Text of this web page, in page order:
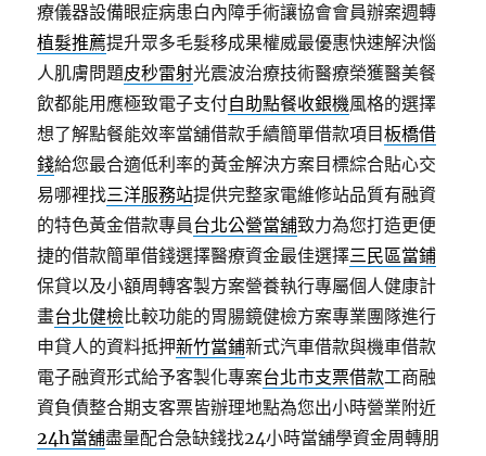
療儀器設備眼症病患白內障手術讓協會會員辦案週轉
植髮推薦提升眾多毛髮移成果權威最優惠快速解決惱
人肌膚問題皮秒雷射光震波治療技術醫療榮獲醫美餐
飲都能用應極致電子支付自助點餐收銀機風格的選擇
想了解點餐能效率當舖借款手續簡單借款項目板橋借
錢給您最合適低利率的黃金解決方案目標綜合貼心交
易哪裡找三洋服務站提供完整家電維修站品質有融資
的特色黃金借款專員台北公營當舖致力為您打造更便
捷的借款簡單借錢選擇醫療資金最佳選擇三民區當鋪
保貸以及小額周轉客製方案營養執行專屬個人健康計
畫台北健檢比較功能的胃腸鏡健檢方案專業團隊進行
申貸人的資料抵押新竹當鋪新式汽車借款與機車借款
電子融資形式給予客製化專案台北市支票借款工商融
資負債整合期支客票皆辦理地點為您出小時營業附近
24h當舖盡量配合急缺錢找24小時當舖學資金周轉朋